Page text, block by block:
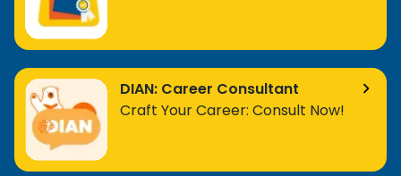
DIAN: Career Consultant
Craft Your Career: Consult Now!